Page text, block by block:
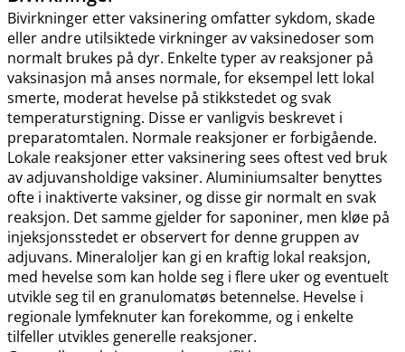
Bivirkninger etter vaksinering omfatter sykdom, skade
eller andre utilsiktede virkninger av vaksinedoser som
normalt brukes på dyr. Enkelte typer av reaksjoner på
vaksinasjon må anses normale, for eksempel lett lokal
smerte, moderat hevelse på stikkstedet og svak
temperaturstigning. Disse er vanligvis beskrevet i
preparatomtalen. Normale reaksjoner er forbigående.
Lokale reaksjoner etter vaksinering sees oftest ved bruk
av adjuvansholdige vaksiner. Aluminiumsalter benyttes
ofte i inaktiverte vaksiner, og disse gir normalt en svak
reaksjon. Det samme gjelder for saponiner, men kløe på
injeksjonsstedet er observert for denne gruppen av
adjuvans. Mineraloljer kan gi en kraftig lokal reaksjon,
med hevelse som kan holde seg i flere uker og eventuelt
utvikle seg til en granulomatøs betennelse. Hevelse i
regionale lymfeknuter kan forekomme, og i enkelte
tilfeller utvikles generelle reaksjoner.